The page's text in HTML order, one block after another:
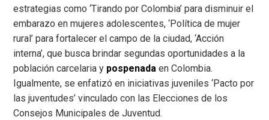
estrategias como ‘Tirando por Colombia’ para disminuir el
embarazo en mujeres adolescentes, ‘Política de mujer
rural’ para fortalecer el campo de la ciudad, ‘Acción
interna’, que busca brindar segundas oportunidades a la
población carcelaria y pospenadaen Colombia.
Igualmente, se enfatizó en iniciativas juveniles ‘Pacto por
las juventudes’ vinculado con las Elecciones de los
Consejos Municipales de Juventud.